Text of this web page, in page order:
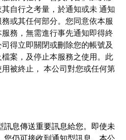
自行之考量，於通知或未 通知
或其任何部分。您同意依本服
務，無需進行事先通知即得終
得立即關閉或刪除您的帳號及
案，及停止本服務之使用。此
被終止， 本公司對您或任何第
息傳送重要訊息給您。即使未